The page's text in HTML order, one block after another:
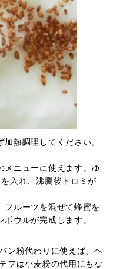
熱調理してください。
メニューに使えます。ゆ
入れ、沸騰後トロミが
フルーツを混ぜて蜂蜜を
ウルが完成します。
ン粉代わりに使えば、ヘ
フは小麦粉の代用にもな